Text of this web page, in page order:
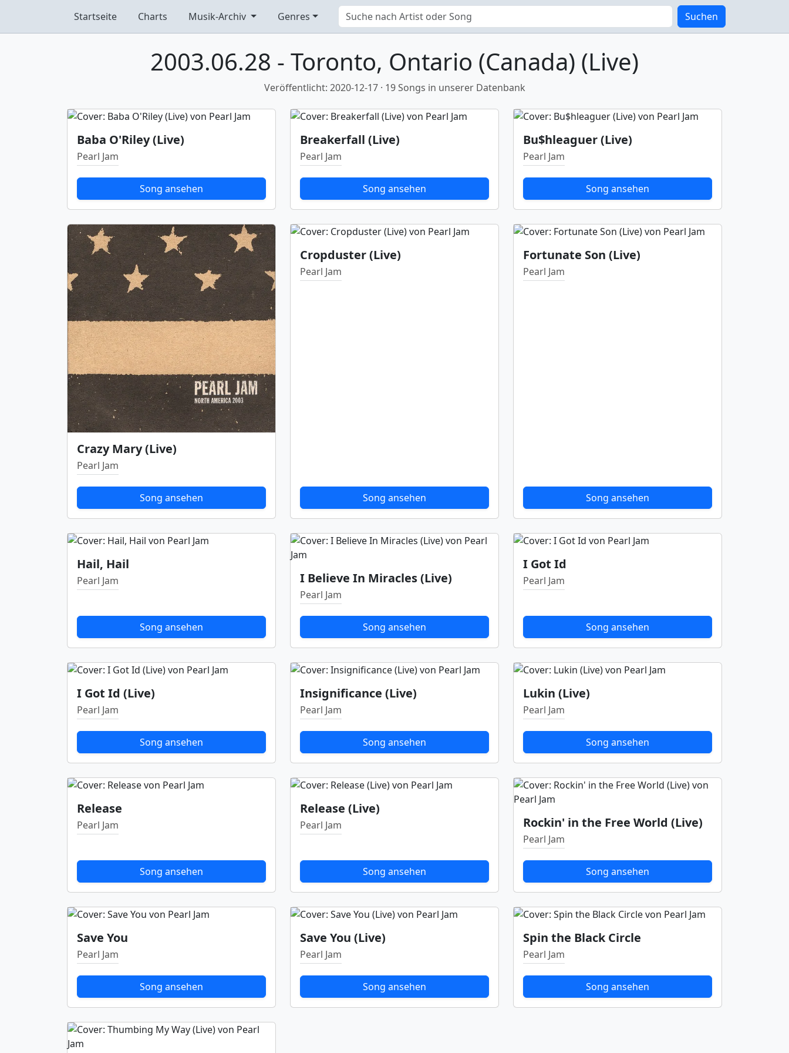
Startseite Charts Musik-Archiv Genres Suchen
2003.06.28 - Toronto, Ontario (Canada) (Live)
Veröffentlicht: 2020-12-17 · 19 Songs in unserer Datenbank
Baba O'Riley (Live)
Pearl Jam
Song ansehen
Breakerfall (Live)
Pearl Jam
Song ansehen
Bu$hleaguer (Live)
Pearl Jam
Song ansehen
Crazy Mary (Live)
Pearl Jam
Song ansehen
Cropduster (Live)
Pearl Jam
Song ansehen
Fortunate Son (Live)
Pearl Jam
Song ansehen
Hail, Hail
Pearl Jam
Song ansehen
I Believe In Miracles (Live)
Pearl Jam
Song ansehen
I Got Id
Pearl Jam
Song ansehen
I Got Id (Live)
Pearl Jam
Song ansehen
Insignificance (Live)
Pearl Jam
Song ansehen
Lukin (Live)
Pearl Jam
Song ansehen
Release
Pearl Jam
Song ansehen
Release (Live)
Pearl Jam
Song ansehen
Rockin' in the Free World (Live)
Pearl Jam
Song ansehen
Save You
Pearl Jam
Song ansehen
Save You (Live)
Pearl Jam
Song ansehen
Spin the Black Circle
Pearl Jam
Song ansehen